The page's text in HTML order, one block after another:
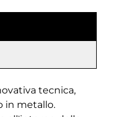
tecnica,
in metallo.